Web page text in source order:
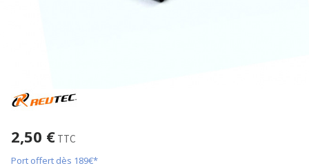
2,50 € TTC
Port offert dès 189€*